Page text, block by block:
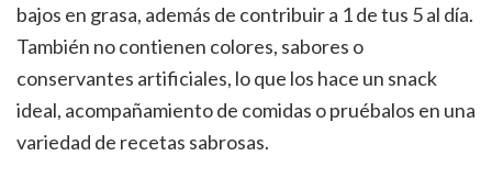
bajos en grasa, además de contribuir a 1 de tus 5 al día.
También no contienen colores, sabores o
conservantes artificiales, lo que los hace un snack
ideal, acompañamiento de comidas o pruébalos en una
variedad de recetas sabrosas.